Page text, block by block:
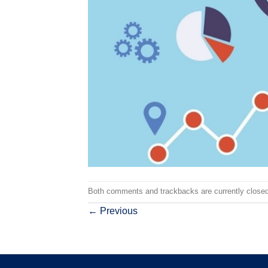
Both comments and trackbacks are currently
← Previous